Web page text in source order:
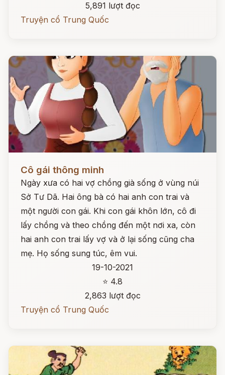
5,891 lượt đọc
Truyện cổ Trung Quốc
Cô gái thông minh
Ngày xưa có hai vợ chồng già sống ở vùng núi
Sở Tư Dã. Hai ông bà có hai anh con trai và
một người con gái. Khi con gái khôn lớn, cô đi
lấy chồng và theo chồng đến một nơi xa, còn
hai anh con trai lấy vợ và ở lại sống cũng cha
mẹ. Họ sống sung túc, êm vui.
19-10-2021
⭐ 4.8
2,863 lượt đọc
Truyện cổ Trung Quốc